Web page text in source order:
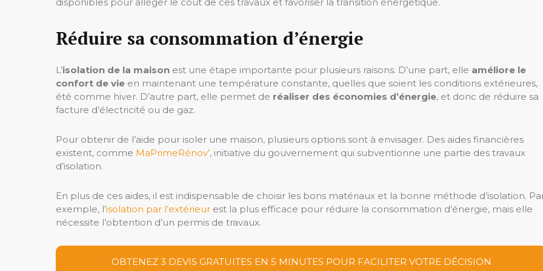
Réduire sa consommation d’énergie
L’isolation de la maison est une étape importante pour plusieurs raisons. D’une part, elle améliore le
confort de vie en maintenant une température constante, quelles que soient les conditions extérieures,
été comme hiver. D’autre part, elle permet de réaliser des économies d’énergie, et donc de réduire sa
facture d’électricité ou de gaz.
Pour obtenir de l’aide pour isoler une maison, plusieurs options sont à envisager. Des aides financières
existent, comme MaPrimeRénov’, initiative du gouvernement qui subventionne une partie des travaux
d’isolation.
En plus de ces aides, il est indispensable de choisir les bons matériaux et la bonne méthode d’isolation.
exemple, l’isolation par l’extérieur est la plus efficace pour réduire la consommation d’énergie, mais elle
nécessite l’obtention d’un permis de travaux.
OBTENEZ 3 DEVIS GRATUITES EN 5 MINUTES POUR FACILITER VOTRE DÉCISION